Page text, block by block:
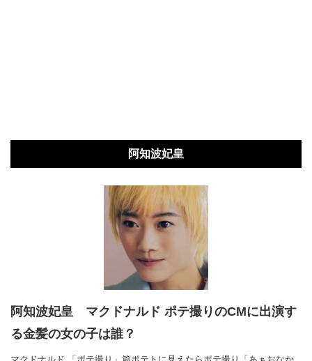
阿知波妃皇
阿知波妃皇 マクドナルド ポテ撮りのCMに出演す
る金髪の女の子は誰？